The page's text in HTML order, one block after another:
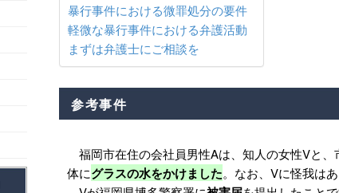
暴行事件における微罪処分の要件
軽微な暴行事件における弁護活動
まずは弁護士にご相談を
参考事件
福岡市在住の会社員男性Aは、知人の女性Vと
体にグラスの水をかけました。なお、Vに怪我はあ